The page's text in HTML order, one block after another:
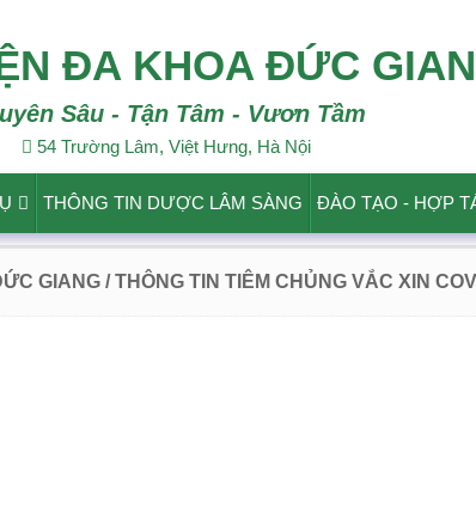
ĐA KHOA ĐỨC
Sâu - Tận Tâm - Vươn Tầm
54 Trường Lâm, Việt Hưng, Hà Nội
THÔNG TIN DƯỢC LÂM SÀNG ĐÀO TẠO - HỢP
GIANG / THÔNG TIN TIÊM CHỦNG VẮC XIN